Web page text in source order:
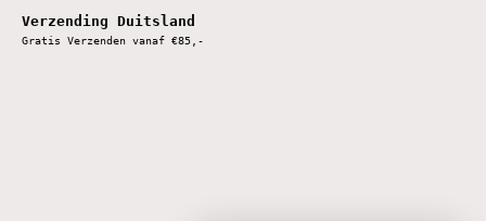
Verzending Duitsland
Gratis Verzenden vanaf €85,-